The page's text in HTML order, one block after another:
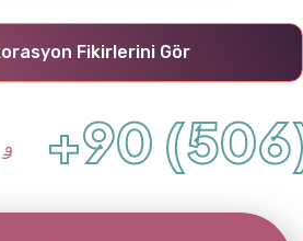
Fikirlerini Gör
+90 (506)